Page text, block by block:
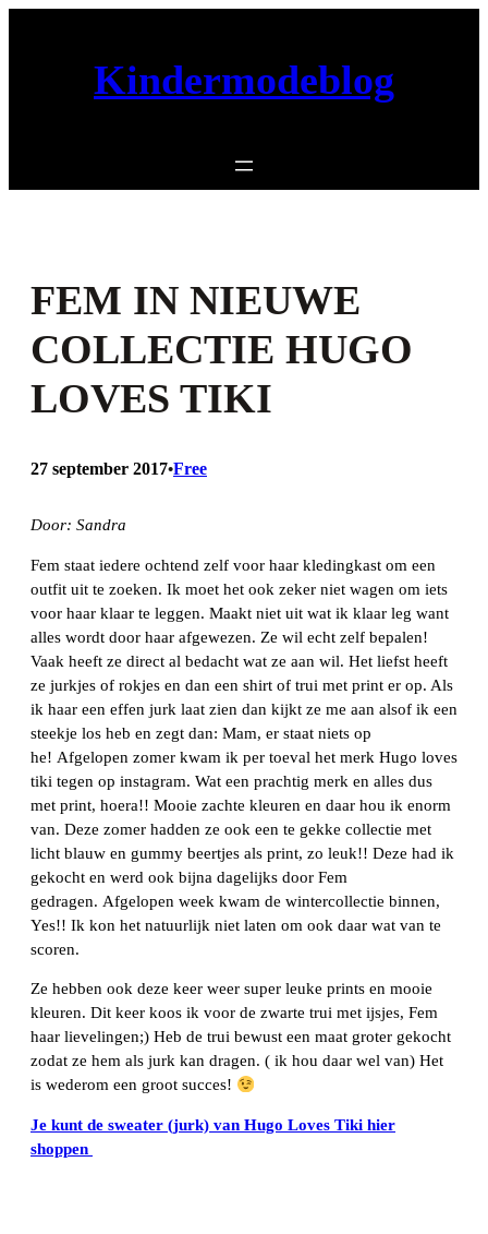
Kindermodeblog
FEM IN NIEUWE
COLLECTIE HUGO
LOVES TIKI
27 september 2017•Free
Door: Sandra
Fem staat iedere ochtend zelf voor haar kledingkast om een
outfit uit te zoeken. Ik moet het ook zeker niet wagen om iets
voor haar klaar te leggen. Maakt niet uit wat ik klaar leg want
alles wordt door haar afgewezen. Ze wil echt zelf bepalen!
Vaak heeft ze direct al bedacht wat ze aan wil. Het liefst heeft
ze jurkjes of rokjes en dan een shirt of trui met print er op. Als
ik haar een effen jurk laat zien dan kijkt ze me aan alsof ik een
steekje los heb en zegt dan: Mam, er staat niets op
he! Afgelopen zomer kwam ik per toeval het merk Hugo loves
tiki tegen op instagram. Wat een prachtig merk en alles dus
met print, hoera!! Mooie zachte kleuren en daar hou ik enorm
van. Deze zomer hadden ze ook een te gekke collectie met
licht blauw en gummy beertjes als print, zo leuk!! Deze had ik
gekocht en werd ook bijna dagelijks door Fem
gedragen. Afgelopen week kwam de wintercollectie binnen,
Yes!! Ik kon het natuurlijk niet laten om ook daar wat van te
scoren.
Ze hebben ook deze keer weer super leuke prints en mooie
kleuren. Dit keer koos ik voor de zwarte trui met ijsjes, Fem
haar lievelingen;) Heb de trui bewust een maat groter gekocht
zodat ze hem als jurk kan dragen. ( ik hou daar wel van) Het
is wederom een groot succes!
Je kunt de sweater (jurk) van Hugo Loves Tiki hier
shoppen